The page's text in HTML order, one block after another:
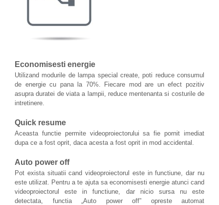
Economisesti energie
Utilizand modurile de lampa special create, poti reduce consumul
de energie cu pana la 70%. Fiecare mod are un efect pozitiv
asupra duratei de viata a lampii, reduce mentenanta si costurile de
intretinere.
Quick resume
Aceasta functie permite videoproiectorului sa fie pornit imediat
dupa ce a fost oprit, daca acesta a fost oprit in mod accidental.
Auto power off
Pot exista situatii cand videoproiectorul este in functiune, dar nu
este utilizat. Pentru a te ajuta sa economisesti energie atunci cand
videoproiectorul este in functiune, dar nicio sursa nu este
detectata, functia „Auto power off” opreste automat